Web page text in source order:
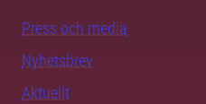
Press och media
Nyhetsbrev
Aktuellt